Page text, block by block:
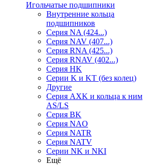
Игольчатые подшипники
Внутренние кольца
подшипников
Серия NA (424...)
Серия NAV (407...)
Серия RNA (425...)
Серия RNAV (402...)
Серия HK
Серии K и KT (без колец)
Другие
Серия AXK и кольца к ним
AS/LS
Серия BK
Серия NAO
Серия NATR
Серия NATV
Серии NK и NKI
Ещё